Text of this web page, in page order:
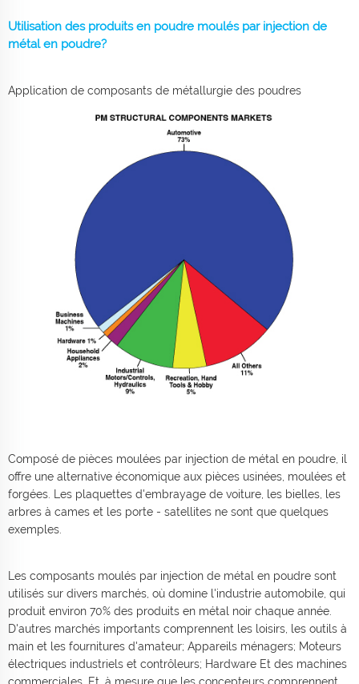
Utilisation des produits en poudre moulés par injection de
métal en poudre?
Application de composants de métallurgie des poudres
Composé de pièces moulées par injection de métal en poudre, il
offre une alternative économique aux pièces usinées, moulées et
forgées. Les plaquettes d'embrayage de voiture, les bielles, les
arbres à cames et les porte - satellites ne sont que quelques
exemples.
Les composants moulés par injection de métal en poudre sont
utilisés sur divers marchés, où domine l'industrie automobile, qui
produit environ 70% des produits en métal noir chaque année.
D'autres marchés importants comprennent les loisirs, les outils à
main et les fournitures d'amateur; Appareils ménagers; Moteurs
électriques industriels et contrôleurs; Hardware Et des machines
commerciales. Et, à mesure que les concepteurs comprennent